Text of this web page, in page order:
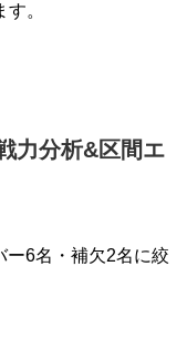
。
力分析&区間エ
ー6名・補欠2名に絞